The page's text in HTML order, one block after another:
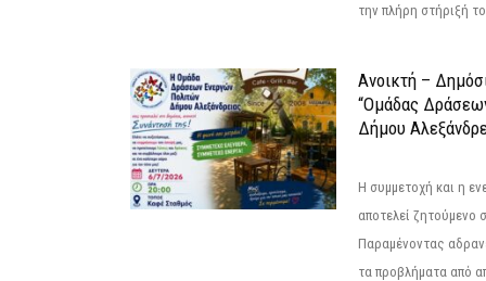
την πλήρη στήριξή
Ανοικτή –
“Ομάδας
Δήμου
Η συμμετοχή και η
αποτελεί ζητούμενο
Παραμένοντας
τα προβλήματα από